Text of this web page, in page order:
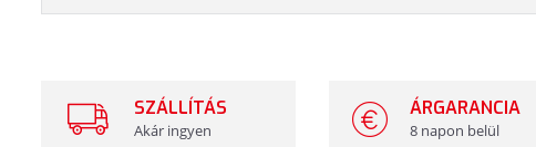
SZÁLLÍTÁS
Akár ingyen
ÁRGARANCIA
8 napon belül